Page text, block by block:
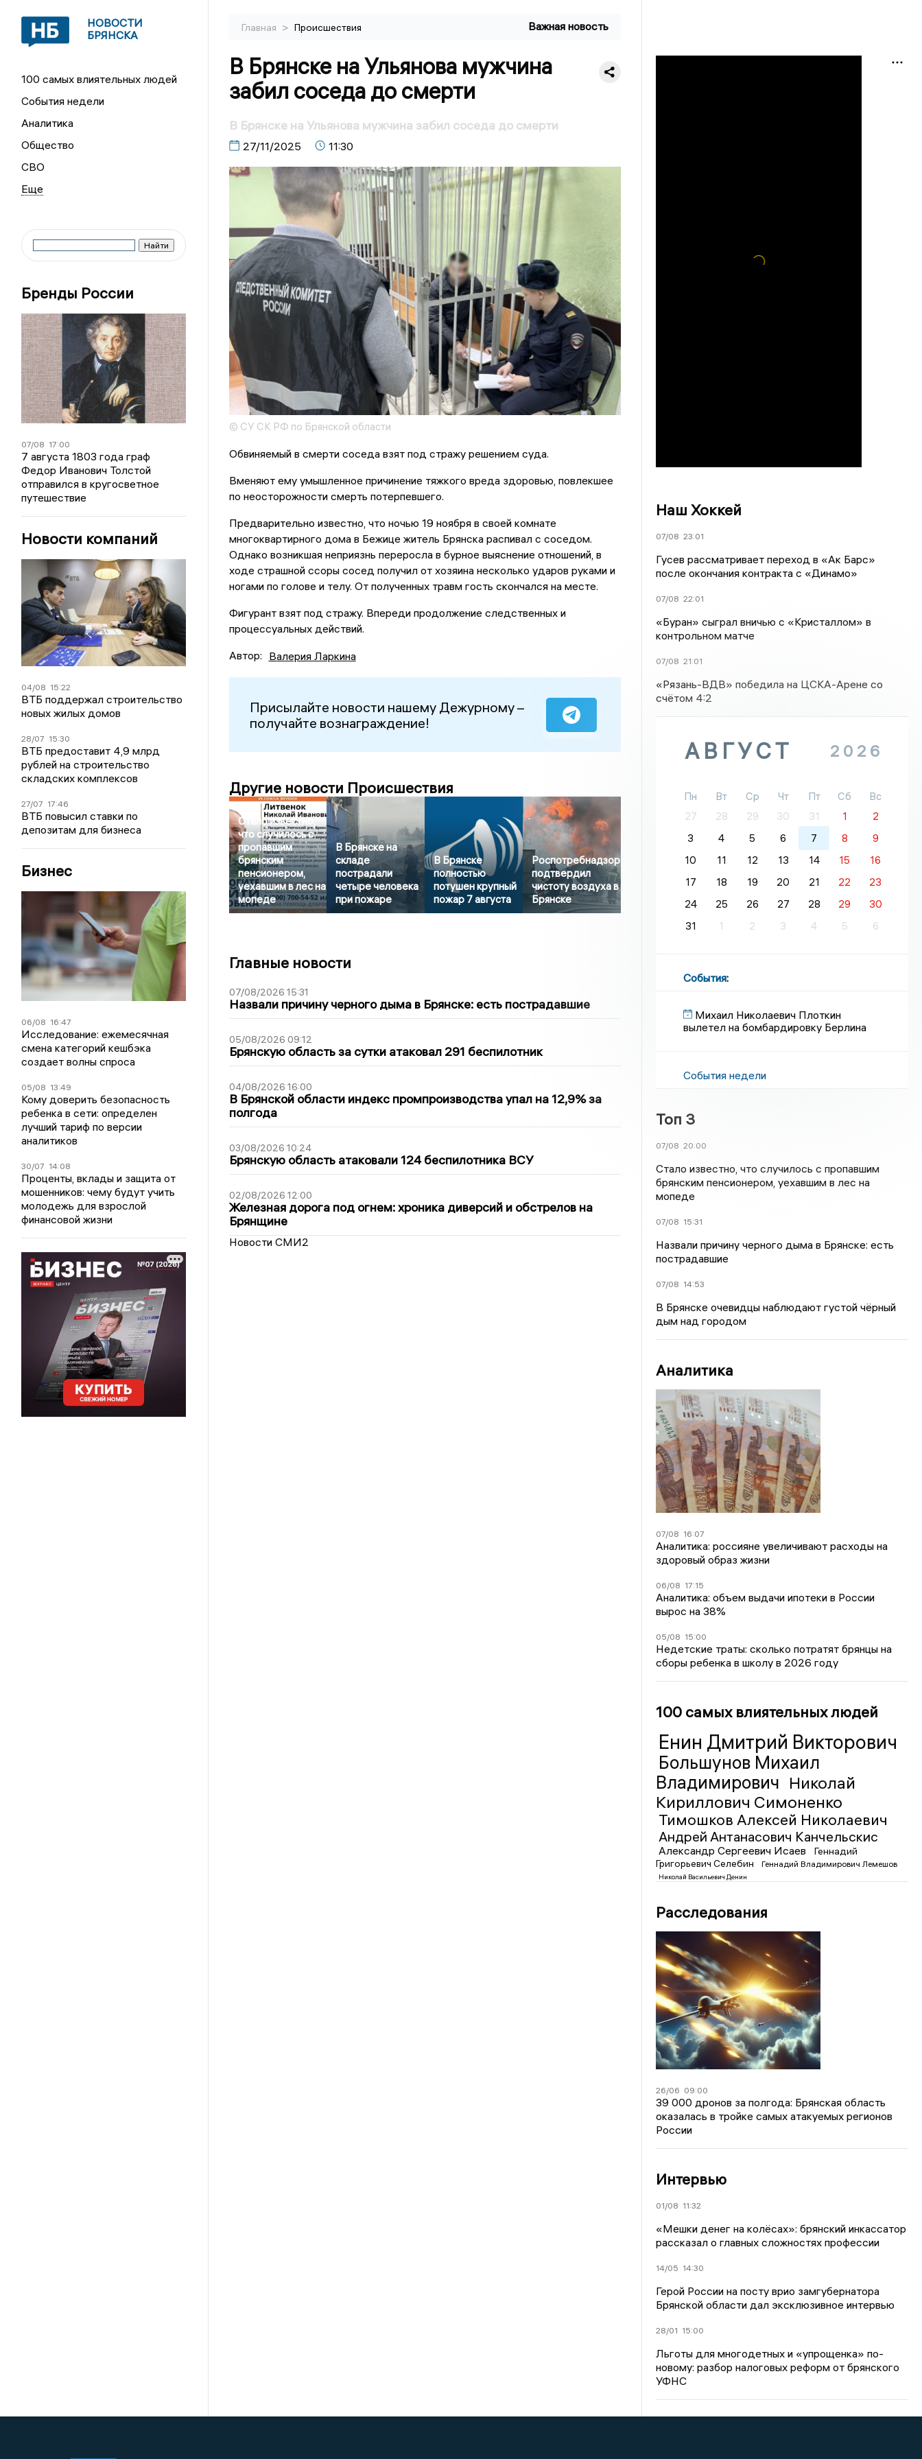
НОВОСТИ
БРЯНСКА
100 самых влиятельных людей
События недели
Аналитика
Общество
СВО
Бренды России
07/08 17:00
7 августа 1803 года граф
Федор Иванович Толстой
отправился в кругосветное
путешествие
Новости компаний
04/08 15:22
ВТБ поддержал строительство
новых жилых домов
28/07 15:30
ВТБ предоставит 4,9 млрд
рублей на строительство
складских комплексов
27/07 17:46
ВТБ повысил ставки по
депозитам для бизнеса
Бизнес
06/08 16:47
Исследование: ежемесячная
смена категорий кешбэка
создает волны спроса
05/08 13:49
Кому доверить безопасность
ребенка в сети: определен
лучший тариф по версии
аналитиков
30/07 14:08
Проценты, вклады и защита от
мошенников: чему будут учить
молодежь для взрослой
финансовой жизни
Главная > Происшествия Важная новость
В Брянске на Ульянова мужчина
забил соседа до смерти
В Брянске на Ульянова мужчина забил соседа до смерти
27/11/2025 11:30
© СУ СК РФ по Брянской области
Обвиняемый в смерти соседа взят под стражу решением суда.
Вменяют ему умышленное причинение тяжкого вреда здоровью, повлекшее
по неосторожности смерть потерпевшего.
Предварительно известно, что ночью 19 ноября в своей комнате
многоквартирного дома в Бежице житель Брянска распивал с соседом.
Однако возникшая неприязнь переросла в бурное выяснение отношений, в
ходе страшной ссоры сосед получил от хозяина несколько ударов руками и
ногами по голове и телу. От полученных травм гость скончался на месте.
Фигурант взят под стражу. Впереди продолжение следственных и
процессуальных действий.
Автор: Валерия Ларкина
Присылайте новости нашему Дежурному –
получайте вознаграждение!
Другие новости Происшествия
Стало известно,
что случилось с
пропавшим
брянским
пенсионером,
уехавшим в лес на
мопеде
В Брянске на
складе
пострадали
четыре человека
при пожаре
В Брянске
полностью
потушен крупный
пожар 7 августа
Роспотребнадзор
подтвердил
чистоту воздуха в
Брянске
Главные новости
07/08/2026 15:31
Назвали причину черного дыма в Брянске: есть пострадавшие
05/08/2026 09:12
Брянскую область за сутки атаковал 291 беспилотник
04/08/2026 16:00
В Брянской области индекс промпроизводства упал на 12,9% за
полгода
03/08/2026 10:24
Брянскую область атаковали 124 беспилотника ВСУ
02/08/2026 12:00
Железная дорога под огнем: хроника диверсий и обстрелов на
Брянщине
Новости СМИ2
Наш Хоккей
07/08 23:01
Гусев рассматривает переход в «Ак Барс»
после окончания контракта с «Динамо»
07/08 22:01
«Буран» сыграл вничью с «Кристаллом» в
контрольном матче
07/08 21:01
«Рязань-ВДВ» победила на ЦСКА-Арене со
счётом 4:2
АВГУСТ 2026
Пн Вт Ср Чт Пт Сб
Вс
27
28 29 30 31 1
2
3
4 5 6 7 8
9
10
11 12 13 14 15
16
17
18 19 20 21 22
23
24
25 26 27 28 29
30
31
1 2 3 4 5 6
События:
Михаил Николаевич Плоткин
вылетел на бомбардировку Берлина
События недели
Топ 3
07/08 20:00
Стало известно, что случилось с пропавшим
брянским пенсионером, уехавшим в лес на
мопеде
07/08 15:31
Назвали причину черного дыма в Брянске: есть
пострадавшие
07/08 14:53
В Брянске очевидцы наблюдают густой чёрный
дым над городом
Аналитика
07/08 16:07
Аналитика: россияне увеличивают расходы на
здоровый образ жизни
06/08 17:15
Аналитика: объем выдачи ипотеки в России
вырос на 38%
05/08 15:00
Недетские траты: сколько потратят брянцы на
сборы ребенка в школу в 2026 году
100 самых влиятельных людей
Енин Дмитрий Викторович
Большунов Михаил
Владимирович Николай
Кириллович Симоненко
Тимошков Алексей Николаевич
Андрей Антанасович Канчельскис
Александр Сергеевич Исаев
Геннадий
Григорьевич Селебин
Геннадий Владимирович Лемешов
Николай Васильевич Денин
Расследования
26/06 09:00
39 000 дронов за полгода: Брянская область
оказалась в тройке самых атакуемых регионов
России
Интервью
01/08 11:32
«Мешки денег на колёсах»: брянский инкассатор
рассказал о главных сложностях профессии
14/05 14:30
Герой России на посту врио замгубернатора
Брянской области дал эксклюзивное интервью
28/01 15:00
Льготы для многодетных и «упрощенка» по-
новому: разбор налоговых реформ от брянского
УФНС